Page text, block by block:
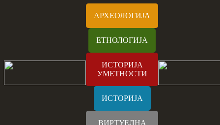
АРХЕОЛОГИЈА
ЕТНОЛОГИЈА
ИСТОРИЈА
УМЕТНОСТИ
ИСТОРИЈА
ВИРТУЕЛНА